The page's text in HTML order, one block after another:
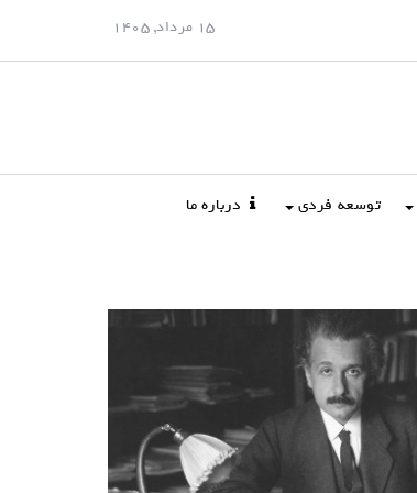
15 مرداد, 1405
توسعه فردی درباره ما